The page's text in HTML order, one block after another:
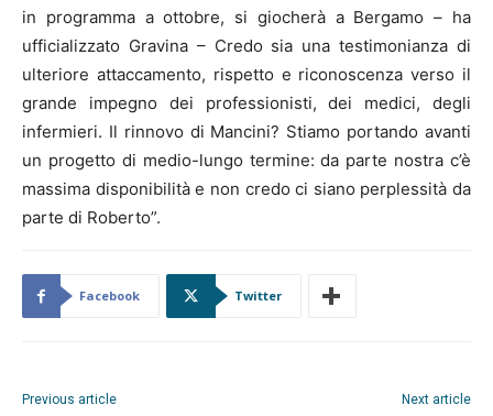
in programma a ottobre, si giocherà a Bergamo – ha
ufficializzato Gravina – Credo sia una testimonianza di
ulteriore attaccamento, rispetto e riconoscenza verso il
grande impegno dei professionisti, dei medici, degli
infermieri. Il rinnovo di Mancini? Stiamo portando avanti
un progetto di medio-lungo termine: da parte nostra c’è
massima disponibilità e non credo ci siano perplessità da
parte di Roberto”.
Facebook Twitter
Previous article Next article